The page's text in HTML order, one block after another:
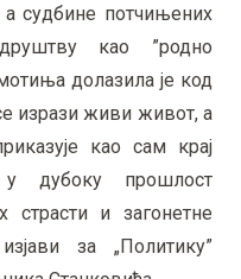
судбине потчињених
као ”родно
долазила је код
изрази живи живот, а
као сам крај
дубоку прошлост
страсти и загонетне
за „Политику”